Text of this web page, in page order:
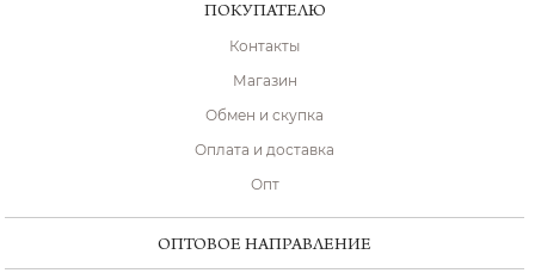
ПОКУПАТЕЛЮ
Контакты
Магазин
Обмен и скупка
Оплата и доставка
Опт
ОПТОВОЕ НАПРАВЛЕНИЕ